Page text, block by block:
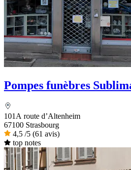
Pompes funèbres
101A route d’Altenheim
67100 Strasbourg
4,5 /5 (61 avis)
top notes